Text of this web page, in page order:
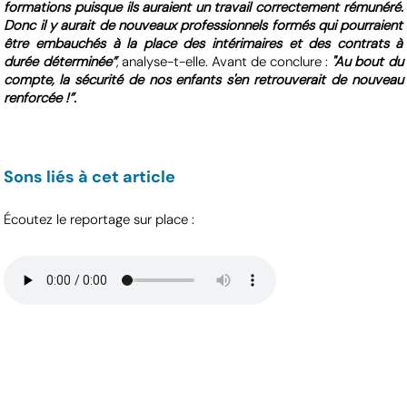
formations puisque ils auraient un travail correctement rémunéré.
Donc il y aurait de nouveaux professionnels formés qui pourraient
être embauchés à la place des intérimaires et des contrats à
durée déterminée”, analyse-t-elle. Avant de conclure : "Au bout du
compte, la sécurité de nos enfants s'en retrouverait de nouveau
renforcée !”.
Sons liés à cet article
Écoutez le reportage sur place :